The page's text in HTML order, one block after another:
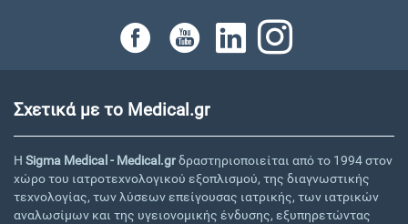
Σχετικά με το Medical.gr
Η Sigma Medical - Medical.grδραστηριοποιείται από το 1994 στον
χώρο του ιατροτεχνολογικού εξοπλισμού, της διαγνωστικής
τεχνολογίας, των λύσεων επείγουσας ιατρικής, των ιατρικών
αναλωσίμων και της υγειονομικής ένδυσης, εξυπηρετώντας